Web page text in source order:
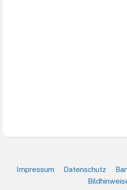
Impressum Datenschutz